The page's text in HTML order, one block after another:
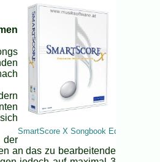
SmartScore X Songbook Edition
der
an das zu bearbeitende